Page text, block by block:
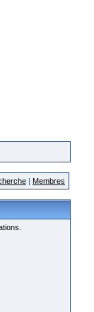
| Membres